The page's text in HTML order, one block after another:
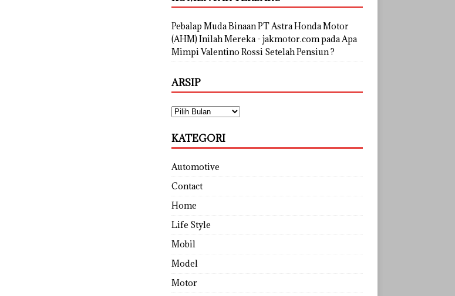
Pebalap Muda Binaan PT Astra Honda Motor
(AHM) Inilah Mereka - jakmotor.compadaApa
Mimpi Valentino Rossi Setelah Pensiun ?
ARSIP
KATEGORI
Automotive
Contact
Home
Life Style
Mobil
Model
Motor